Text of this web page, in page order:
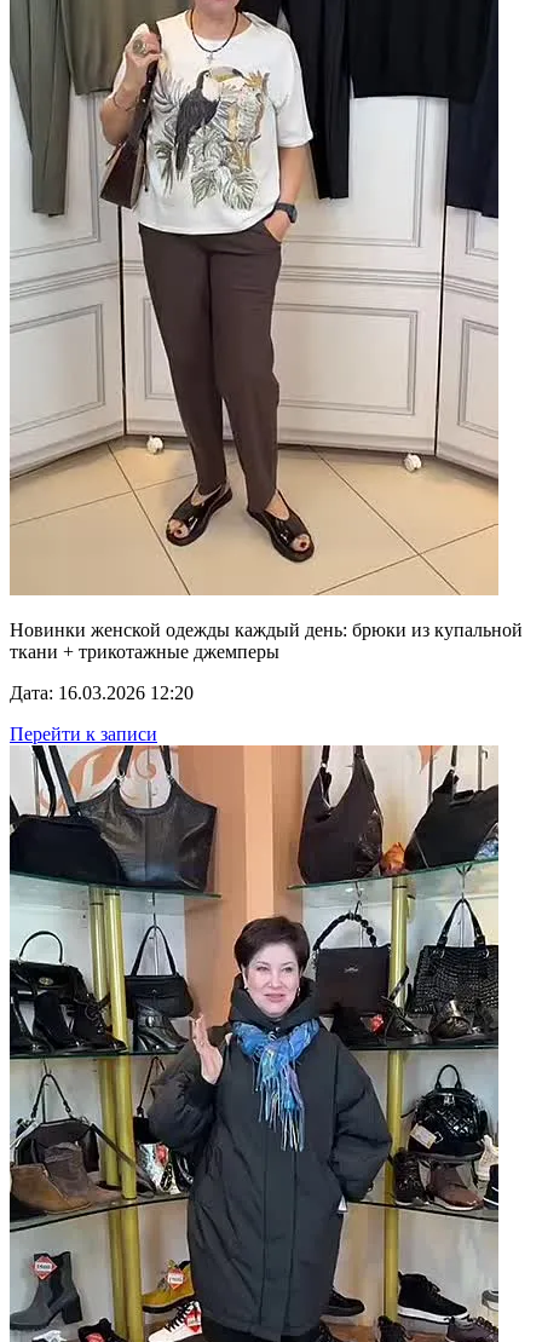
Новинки женской одежды каждый день: брюки из купальной
ткани + трикотажные джемперы
Дата: 16.03.2026 12:20
Перейти к записи